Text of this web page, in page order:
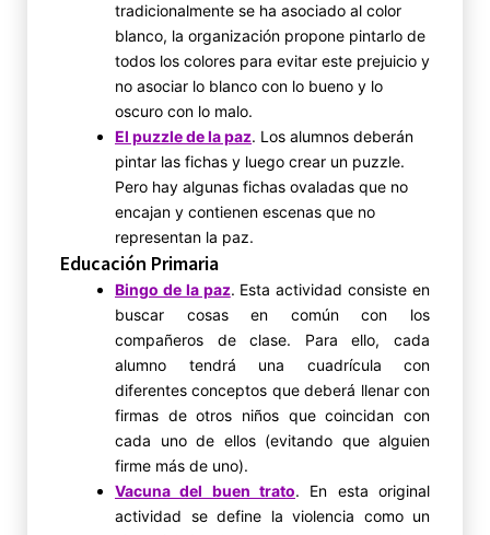
tradicionalmente se ha asociado al color
blanco, la organización propone pintarlo de
todos los colores para evitar este prejuicio y
no asociar lo blanco con lo bueno y lo
oscuro con lo malo.
El puzzle de la paz. Los alumnos deberán
pintar las fichas y luego crear un puzzle.
Pero hay algunas fichas ovaladas que no
encajan y contienen escenas que no
representan la paz.
Educación Primaria
Bingo de la paz. Esta actividad consiste en
buscar cosas en común con los
compañeros de clase. Para ello, cada
alumno tendrá una cuadrícula con
diferentes conceptos que deberá llenar con
firmas de otros niños que coincidan con
cada uno de ellos (evitando que alguien
firme más de uno).
Vacuna del buen trato. En esta original
actividad se define la violencia como un